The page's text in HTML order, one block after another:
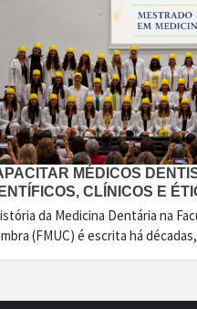
MÉDICOS
CLÍNICOS E
da Medicina Dentária na
(FMUC) é escrita há